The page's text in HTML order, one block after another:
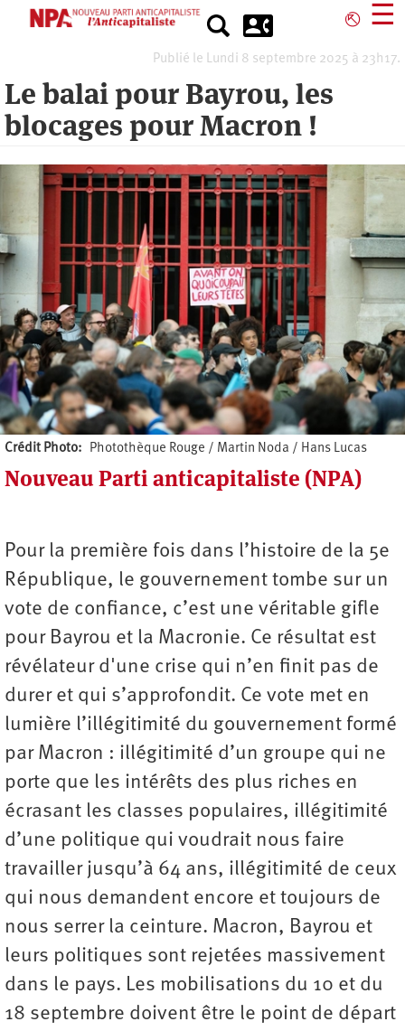
⎋ ☰
Publié le Lundi 8 septembre 2025 à 23h17.
Le balai pour Bayrou, les
blocages pour Macron !
Crédit Photo
Photothèque Rouge / Martin Noda / Hans Lucas
Auteur
Nouveau Parti anticapitaliste (NPA)
Pour la première fois dans l’histoire de la 5e
République, le gouvernement tombe sur un
vote de confiance, c’est une véritable gifle
pour Bayrou et la Macronie. Ce résultat est
révélateur d'une crise qui n’en finit pas de
durer et qui s’approfondit. Ce vote met en
lumière l’illégitimité du gouvernement formé
par Macron : illégitimité d’un groupe qui ne
porte que les intérêts des plus riches en
écrasant les classes populaires, illégitimité
d’une politique qui voudrait nous faire
travailler jusqu’à 64 ans, illégitimité de ceux
qui nous demandent encore et toujours de
nous serrer la ceinture. Macron, Bayrou et
leurs politiques sont rejetées massivement
dans le pays. Les mobilisations du 10 et du
18 septembre doivent être le point de départ